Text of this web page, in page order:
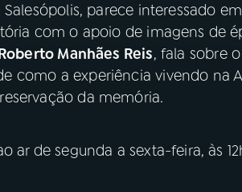
parece interessado
com o apoio de imagens de
Manhães Reis, fala sobre
como a experiência vivendo na
da memória.
ar de segunda a sexta-feira, às